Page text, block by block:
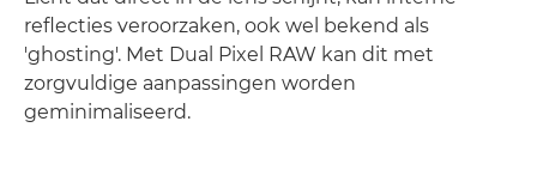
reflecties veroorzaken, ook wel bekend als
'ghosting'. Met Dual Pixel RAW kan dit met
zorgvuldige aanpassingen worden
geminimaliseerd.